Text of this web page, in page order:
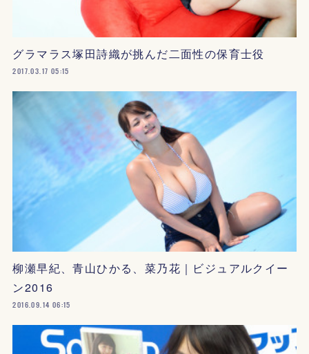
グラマラス塚田詩織が挑んだ二面性の保育士役
2017.03.17 05:15
柳瀬早紀、青山ひかる、菜乃花｜ビジュアルクイー
ン2016
2016.09.14 06:15